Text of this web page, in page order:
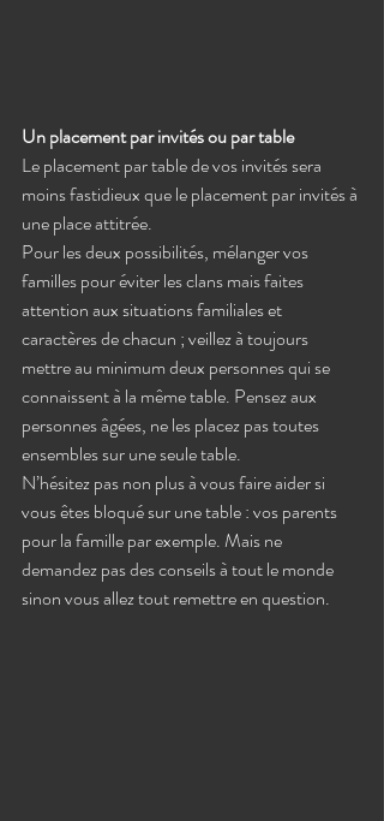
Un placement par invités ou par table
Le placement par table de vos invités sera
moins fastidieux que le placement par invités à
une place attitrée.
Pour les deux possibilités, mélanger vos
familles pour éviter les clans mais faites
attention aux situations familiales et
caractères de chacun ; veillez à toujours
mettre au minimum deux personnes qui se
connaissent à la même table. Pensez aux
personnes âgées, ne les placez pas toutes
ensembles sur une seule table.
N’hésitez pas non plus à vous faire aider si
vous êtes bloqué sur une table : vos parents
pour la famille par exemple. Mais ne
demandez pas des conseils à tout le monde
sinon vous allez tout remettre en question.